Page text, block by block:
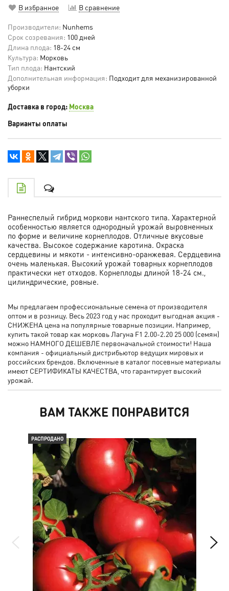
В избранное В сравнение
Производители: Nunhems
Срок созревания: 100 дней
Длина плода: 18-24 см
Культура: Морковь
Тип плода: Нантский
Дополнительная информация: Подходит для механизированной
уборки
Доставка в город: Москва
Варианты оплаты
Раннеспелый гибрид моркови нантского типа. Характерной
особенностью является однородный урожай выровненных
по форме и величине корнеплодов. Отличные вкусовые
качества. Высокое содержание каротина. Окраска
сердцевины и мякоти - интенсивно-оранжевая. Сердцевина
очень маленькая. Высокий урожай товарных корнеплодов
практически нет отходов. Корнеплоды длиной 18-24 см.,
цилиндрические, ровные.
Мы предлагаем профессиональные семена от производителя
оптом и в розницу. Весь 2023 год у нас проходит выгодная акция -
СНИЖЕНА цена на популярные товарные позиции. Например,
купить такой товар как морковь Лагуна F1 2.00-2.20 25 000 (семян)
можно НАМНОГО ДЕШЕВЛЕ первоначальной стоимости! Наша
компания - официальный дистрибьютор ведущих мировых и
российских брендов. Включенные в каталог посевные материалы
имеют СЕРТИФИКАТЫ КАЧЕСТВА, что гарантирует высокий
урожай.
ВАМ ТАКЖЕ ПОНРАВИТСЯ
РАСПРОДАНО